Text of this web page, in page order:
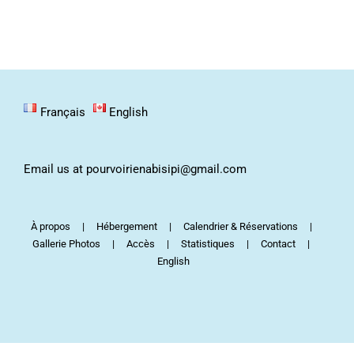
Français English
Email us at pourvoirienabisipi@gmail.com
À propos Hébergement
Calendrier & Réservations
Gallerie Photos
Accès Statistiques
Contact
English